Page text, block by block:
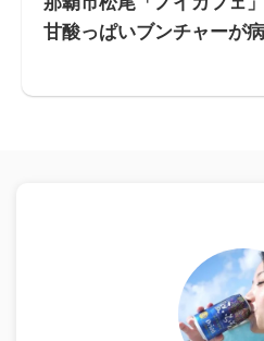
甘酸っぱいブンチャーが